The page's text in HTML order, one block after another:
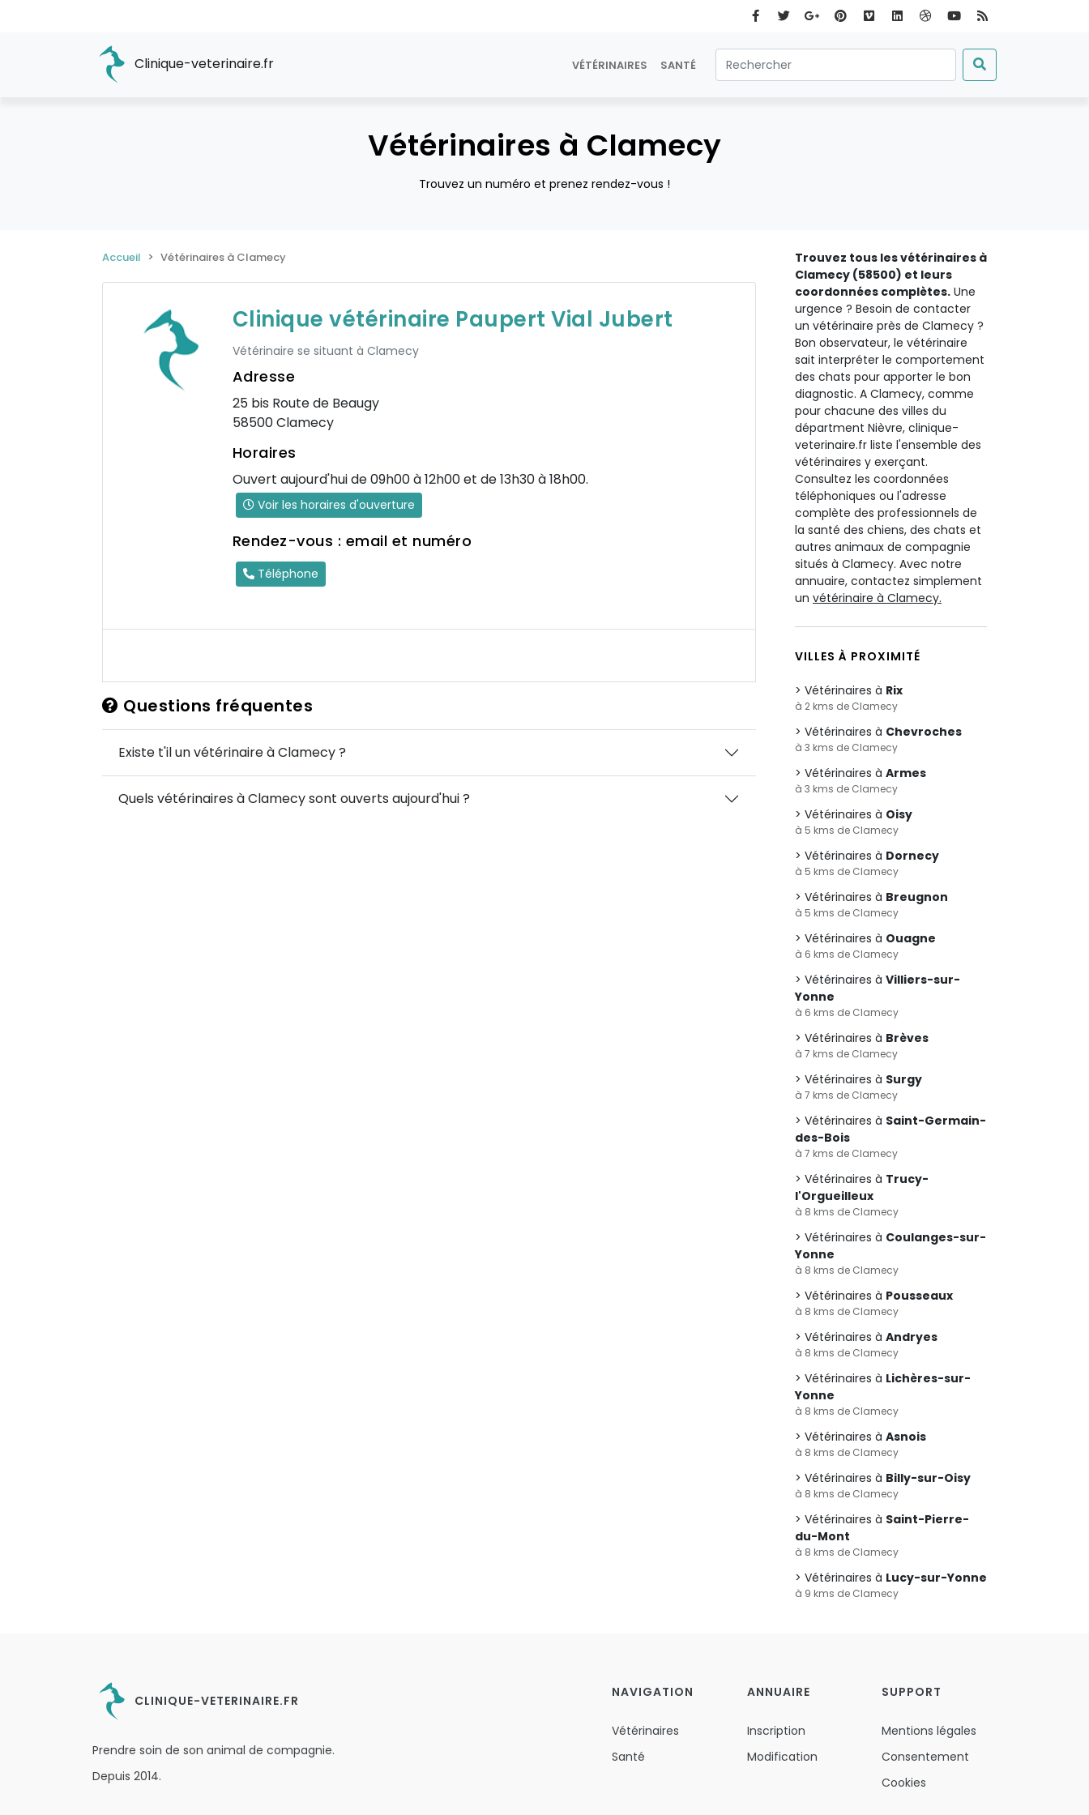
Clinique-veterinaire.fr VÉTÉRINAIRES SANTÉ
Vétérinaires à Clamecy
Trouvez un numéro et prenez rendez-vous !
Accueil Vétérinaires à Clamecy
Clinique vétérinaire Paupert Vial Jubert
Vétérinaire se situant à Clamecy
Adresse
25 bis Route de Beaugy
58500 Clamecy
Horaires
Ouvert aujourd'hui de 09h00 à 12h00 et de 13h30 à 18h00.
Voir les horaires d'ouverture
Rendez-vous : email et numéro
Téléphone
Questions fréquentes
Existe t'il un vétérinaire à Clamecy ?
Quels vétérinaires à Clamecy sont ouverts aujourd'hui ?
Trouvez tous les vétérinaires à
Clamecy (58500) et leurs
coordonnées complètes. Une
urgence ? Besoin de contacter
un vétérinaire près de Clamecy ?
Bon observateur, le vétérinaire
sait interpréter le comportement
des chats pour apporter le bon
diagnostic. A Clamecy, comme
pour chacune des villes du
départment Nièvre, clinique-
veterinaire.fr liste l'ensemble des
vétérinaires y exerçant.
Consultez les coordonnées
téléphoniques ou l'adresse
complète des professionnels de
la santé des chiens, des chats et
autres animaux de compagnie
situés à Clamecy. Avec notre
annuaire, contactez simplement
un vétérinaire à Clamecy.
VILLES À PROXIMITÉ
Vétérinaires à Rix
à 2 kms de Clamecy
Vétérinaires à Chevroches
à 3 kms de Clamecy
Vétérinaires à Armes
à 3 kms de Clamecy
Vétérinaires à Oisy
à 5 kms de Clamecy
Vétérinaires à Dornecy
à 5 kms de Clamecy
Vétérinaires à Breugnon
à 5 kms de Clamecy
Vétérinaires à Ouagne
à 6 kms de Clamecy
Vétérinaires à Villiers-sur-
Yonne
à 6 kms de Clamecy
Vétérinaires à Brèves
à 7 kms de Clamecy
Vétérinaires à Surgy
à 7 kms de Clamecy
Vétérinaires à Saint-Germain-
des-Bois
à 7 kms de Clamecy
Vétérinaires à Trucy-
l'Orgueilleux
à 8 kms de Clamecy
Vétérinaires à Coulanges-sur-
Yonne
à 8 kms de Clamecy
Vétérinaires à Pousseaux
à 8 kms de Clamecy
Vétérinaires à Andryes
à 8 kms de Clamecy
Vétérinaires à Lichères-sur-
Yonne
à 8 kms de Clamecy
Vétérinaires à Asnois
à 8 kms de Clamecy
Vétérinaires à Billy-sur-Oisy
à 8 kms de Clamecy
Vétérinaires à Saint-Pierre-
du-Mont
à 8 kms de Clamecy
Vétérinaires à Lucy-sur-Yonne
à 9 kms de Clamecy
CLINIQUE-VETERINAIRE.FR
Prendre soin de son animal de compagnie.
Depuis 2014.
NAVIGATION
Vétérinaires
Santé
ANNUAIRE
Inscription
Modification
SUPPORT
Mentions légales
Consentement
Cookies